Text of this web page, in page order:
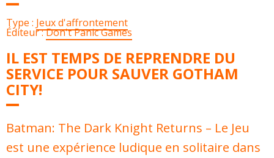
Type : Jeux d'affrontement
Éditeur :Don't Panic Games
IL EST TEMPS DE REPRENDRE DU
SERVICE POUR SAUVER GOTHAM
CITY!
Batman: The Dark Knight Returns – Le Jeu
est une expérience ludique en solitaire dans